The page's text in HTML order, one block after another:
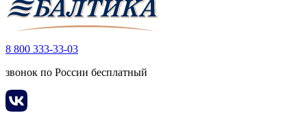
8 800 333-33-03
звонок по России бесплатный